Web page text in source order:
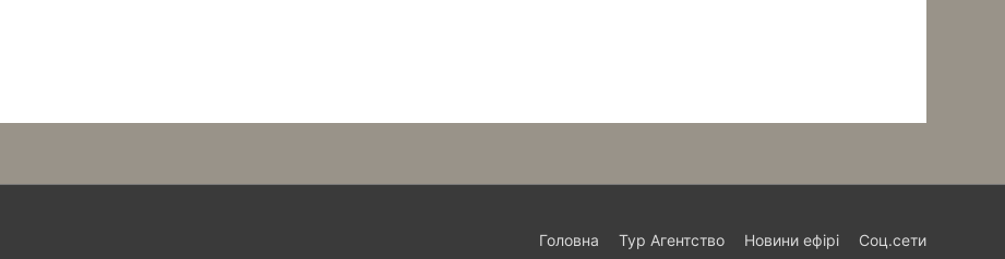
Головна Тур Агентство Новини ефірі Соц.сети